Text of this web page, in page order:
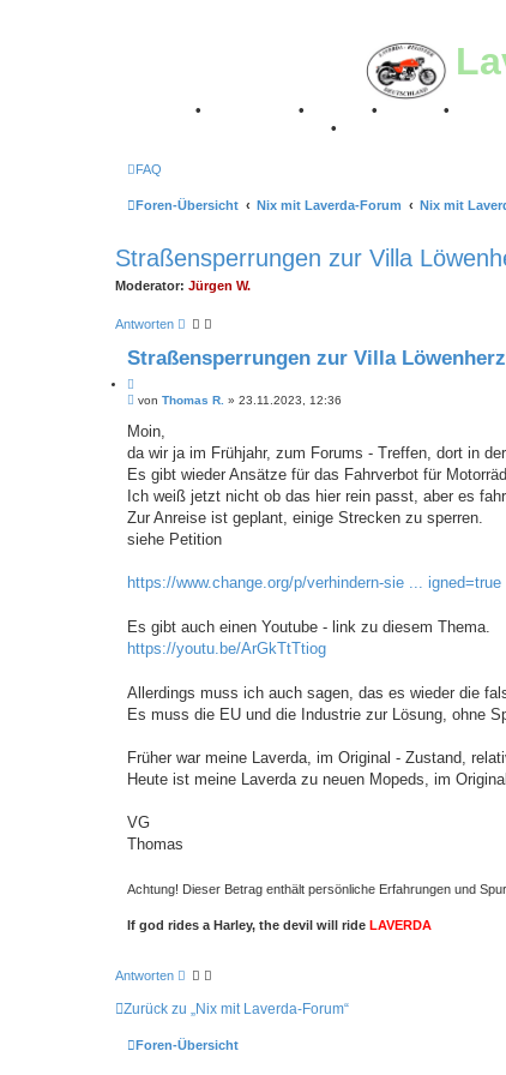
• • • •
•
FAQ
Foren-Übersicht Nix mit Laverda-Forum Nix mit
Straßensperrungen zur Villa
Moderator: Jürgen W.
Antworten
Straßensperrungen zur Villa Löwenherz
i
e
r
e
n
B
i
r
a
von Thomas R. » 23.11.2023, 12:36
Moin,
da wir ja im Frühjahr, zum Forums - Treffen, dort in
Es gibt wieder Ansätze für das Fahrverbot für
Ich weiß jetzt nicht ob das hier rein passt, aber es
Zur Anreise ist geplant, einige Strecken zu sperren.
siehe Petition
https://www.change.org/p/verhindern-sie ... igned=true
Es gibt auch einen Youtube - link zu diesem Thema.
https://youtu.be/ArGkTtTtiog
Allerdings muss ich auch sagen, das es wieder die
Es muss die EU und die Industrie zur Lösung, ohne
Früher war meine Laverda, im Original - Zustand,
Heute ist meine Laverda zu neuen Mopeds, im
VG
Thomas
Achtung! Dieser Betrag enthält persönliche Erfahrungen und
If god rides a Harley, the devil will ride LAVERDA
Antworten
Zurück zu „Nix mit Laverda-Forum“
Foren-Übersicht